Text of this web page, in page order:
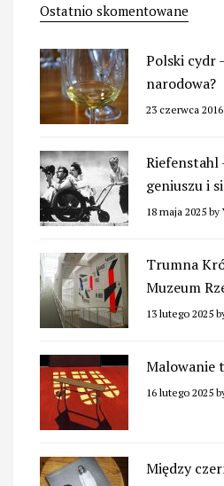
Ostatnio skomentowane
Polski cydr
narodowa?
23 czerwca 2016
Riefenstahl
geniuszu i
18 maja 2025 by
Trumna
Muzeum
13 lutego 2025
Malowanie
16 lutego 2025
Między